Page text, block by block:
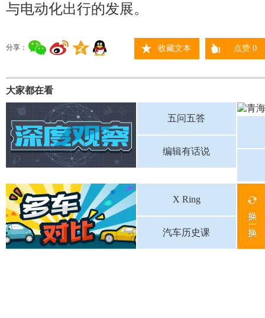
与电动化出行的发展。
分享： 收藏文本 点赞0
大家都在看
五问五答
编辑有话说
X Ring
汽车历史课